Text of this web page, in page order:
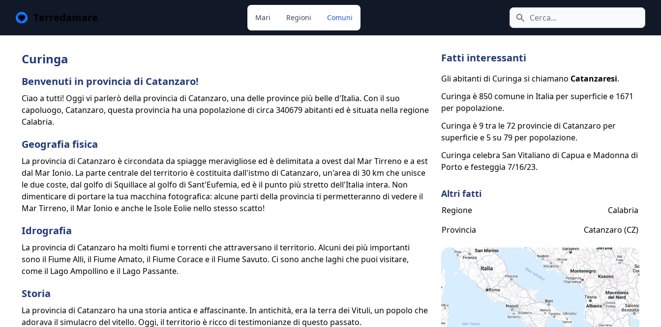
Terredamare Cerca icona
Mari Regioni Comuni
Curinga
Benvenuti in provincia di Catanzaro!
Ciao a tutti! Oggi vi parlerò della provincia di Catanzaro, una delle province più belle d'Italia. Con il suo
capoluogo, Catanzaro, questa provincia ha una popolazione di circa 340679 abitanti ed è situata nella regione
Calabria.
Geografia fisica
La provincia di Catanzaro è circondata da spiagge meravigliose ed è delimitata a ovest dal Mar Tirreno e a est
dal Mar Ionio. La parte centrale del territorio è costituita dall'istmo di Catanzaro, un'area di 30 km che unisce
le due coste, dal golfo di Squillace al golfo di Sant'Eufemia, ed è il punto più stretto dell'Italia intera. Non
dimenticare di portare la tua macchina fotografica: alcune parti della provincia ti permetteranno di vedere il
Mar Tirreno, il Mar Ionio e anche le Isole Eolie nello stesso scatto!
Idrografia
La provincia di Catanzaro ha molti fiumi e torrenti che attraversano il territorio. Alcuni dei più importanti
sono il Fiume Alli, il Fiume Amato, il Fiume Corace e il Fiume Savuto. Ci sono anche laghi che puoi visitare,
come il Lago Ampollino e il Lago Passante.
Storia
La provincia di Catanzaro ha una storia antica e affascinante. In antichità, era la terra dei Vituli, un popolo che
adorava il simulacro del vitello. Oggi, il territorio è ricco di testimonianze di questo passato.
Fatti interessanti
Gli abitanti di Curinga si chiamano Catanzaresi.
Curinga è 850 comune in Italia per superficie e 1671
per popolazione.
Curinga è 9 tra le 72 provincie di Catanzaro per
superficie e 5 su 79 per popolazione.
Curinga celebra San Vitaliano di Capua e Madonna di
Porto e festeggia 7/16/23.
Altri fatti
Regione
Calabria
Provincia
Catanzaro (CZ)